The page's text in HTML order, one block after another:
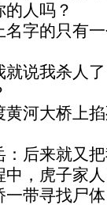
人吗？
字的只有一
说我杀人了
河大桥上掐
后来就又把
，虎子家
带寻找尸